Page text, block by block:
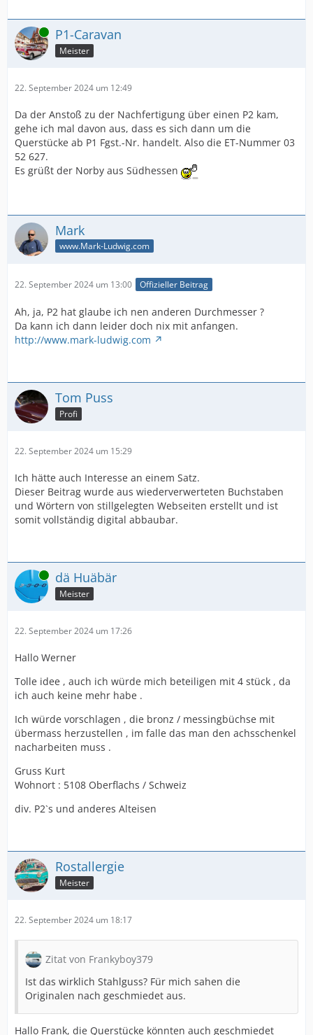
Online P1-Caravan
Meister
22. September 2024 um 12:49
Da der Anstoß zu der Nachfertigung über einen P2 kam,
gehe ich mal davon aus, dass es sich dann um die
Querstücke ab P1 Fgst.-Nr. handelt. Also die ET-Nummer 03
52 627.
Es grüßt der Norby aus Südhessen
Mark
www.Mark-Ludwig.com
22. September 2024 um 13:00 Offizieller Beitrag
Ah, ja, P2 hat glaube ich nen anderen Durchmesser ?
Da kann ich dann leider doch nix mit anfangen.
http://www.mark-ludwig.com
Tom Puss
Profi
22. September 2024 um 15:29
Ich hätte auch Interesse an einem Satz.
Dieser Beitrag wurde aus wiederverwerteten Buchstaben
und Wörtern von stillgelegten Webseiten erstellt und ist
somit vollständig digital abbaubar.
Online dä Huäbär
Meister
22. September 2024 um 17:26
Hallo Werner
Tolle idee , auch ich würde mich beteiligen mit 4 stück , da
ich auch keine mehr habe .
Ich würde vorschlagen , die bronz / messingbüchse mit
übermass herzustellen , im falle das man den achsschenkel
nacharbeiten muss .
Gruss Kurt
Wohnort : 5108 Oberflachs / Schweiz
div. P2`s und anderes Alteisen
Rostallergie
Meister
22. September 2024 um 18:17
Zitat von Frankyboy379
Ist das wirklich Stahlguss? Für mich sahen die
Originalen nach geschmiedet aus.
Hallo Frank, die Querstücke könnten auch geschmiedet